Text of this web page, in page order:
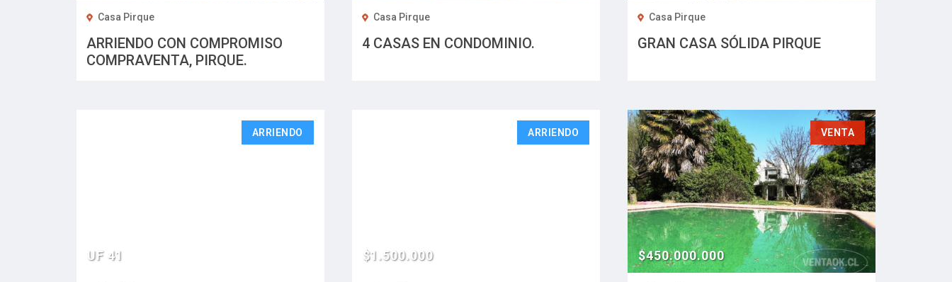
Casa Pirque
ARRIENDO CON COMPROMISO
COMPRAVENTA, PIRQUE.
Casa Pirque
4 CASAS EN CONDOMINIO.
Casa Pirque
GRAN CASA SÓLIDA PIRQUE
ARRIENDO
UF 41
ARRIENDO
$1.500.000
VENTA
$450.000.000